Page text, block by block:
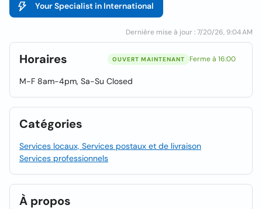
Your Specialist in International
Dernière mise à jour : 7/20/26, 9:04 AM
Horaires OUVERT MAINTENANT Ferme à 16:00
M-F 8am-4pm, Sa-Su Closed
Catégories
Services locaux, Services postaux et de livraison
Services professionnels
À propos